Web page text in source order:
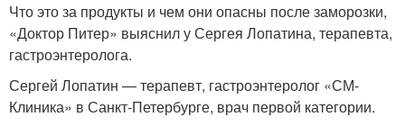
Что это за продукты и чем они опасны после заморозки,
«Доктор Питер» выяснил у Сергея Лопатина, терапевта,
гастроэнтеролога.
Сергей Лопатин — терапевт, гастроэнтеролог «СМ-
Клиника» в Санкт-Петербурге, врач первой категории.